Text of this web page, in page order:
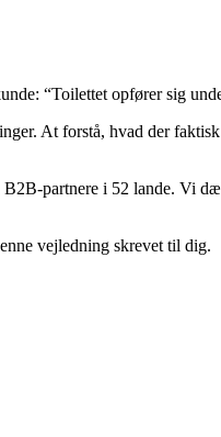
“Toilettet opfører sig
At forstå, hvad der
partnere i 52 lande. Vi
vejledning skrevet til dig.